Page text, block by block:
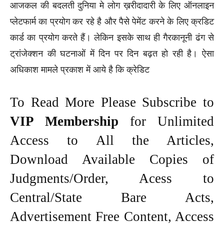
आजकल की बदलती दुनिया मे लोग ख़रीदादारी के लिए ऑनलाइन
प्लेटफार्म का प्रयोग कर रहे है और पैसे पेमेंट करने के लिए क्रडिट
कार्ड का प्रयोग करते हैं। लेकिन इसके साथ ही गैरकानूनी ढंग से
ट्रांजेक्शन की घटनाओं में दिन पर दिन बढ़त हो रही है। ऐसा
अधिकाश मामले प्रकाश में आये है कि क्रेडिट
To Read More Please Subscribe to
VIP Membership for Unlimited
Access to All the Articles,
Download Available Copies of
Judgments/Order, Acess to
Central/State Bare Acts,
Advertisement Free Content, Access